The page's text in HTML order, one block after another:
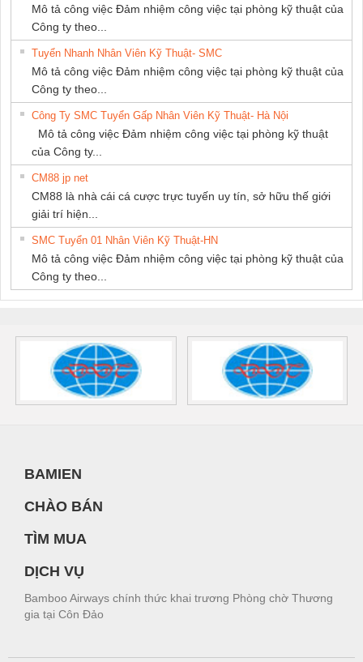
Mô tả công việc Đảm nhiệm công việc tại phòng kỹ thuật của
Công ty theo...
Tuyển Nhanh Nhân Viên Kỹ Thuật- SMC
Mô tả công việc Đảm nhiệm công việc tại phòng kỹ thuật của
Công ty theo...
Công Ty SMC Tuyển Gấp Nhân Viên Kỹ Thuật- Hà Nội
Mô tả công việc Đảm nhiệm công việc tại phòng kỹ thuật
của Công ty...
CM88 jp net
CM88 là nhà cái cá cược trực tuyến uy tín, sở hữu thế giới
giải trí hiện...
SMC Tuyển 01 Nhân Viên Kỹ Thuật-HN
Mô tả công việc Đảm nhiệm công việc tại phòng kỹ thuật của
Công ty theo...
BAMIEN
CHÀO BÁN
TÌM MUA
DỊCH VỤ
Bamboo Airways chính thức khai trương Phòng chờ Thương
gia tại Côn Đảo